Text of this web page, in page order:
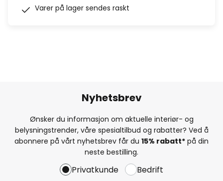
Varer på lager sendes raskt
Nyhetsbrev
Ønsker du informasjon om aktuelle interiør- og
belysningstrender, våre spesialtilbud og rabatter? Ved å
abonnere på vårt nyhetsbrev får du 15% rabatt* på din
neste bestilling.
Privatkunde Bedrift